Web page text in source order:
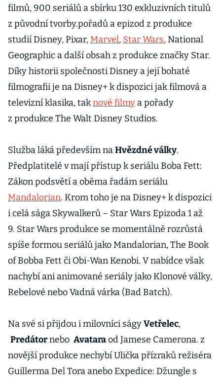
filmů, 900 seriálů a sbírku 130 exkluzivních titulů
z původní tvorby.pořadů a epizod z produkce
studií Disney, Pixar, Marvel, Star Wars, National
Geographic a další obsah z produkce značky Star.
Díky historii společnosti Disney a její bohaté
filmografii je na Disney+ k dispozici jak filmová a
televizní klasika, taknové filmy a pořady
z produkce The Walt Disney Studios.
Služba láká především naHvězdné války.
Předplatitelé v mají přístup k seriálu Boba Fett:
Zákon podsvětí a oběma řadám seriálu
Mandalorian. Krom toho je na Disney+ k dispozici
i celá sága Skywalkerů – Star Wars Epizoda 1 až
9. Star Wars produkce se momentálně rozrůstá
spíše formou seriálů jako Mandalorian, The Book
of Bobba Fett či Obi-Wan Kenobi. V nabídce však
nachybí ani animované seriály jako Klonové války,
Rebelové nebo Vadná várka (Bad Batch).
Na své si přijdou i milovníci ságyVetřelec,
Predátornebo Avataraod Jamese Camerona. z
novější produkce nechybí Ulička přízraků režiséra
Guillerma Del Tora anebo Expedice: Džungle s